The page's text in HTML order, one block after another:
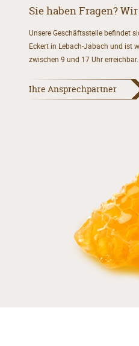
Sie haben Fragen?
Unsere Geschäftsstelle befindet
Eckert in Lebach-Jabach und ist
zwischen 9 und 17 Uhr erreichbar.
Ihre Ansprechpartner